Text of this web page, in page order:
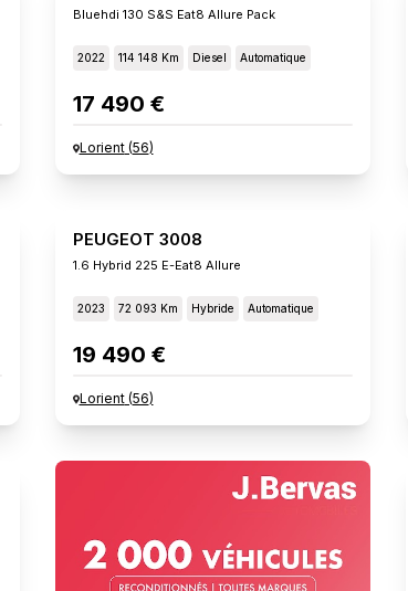
Bluehdi 130 S&s Eat8 Allure Pack
2022 114 148 Km Diesel Automatique
17 490 €
Lorient(56)
PEUGEOT 3008
1.6 Hybrid 225 E-Eat8 Allure
2023 72 093 Km Hybride Automatique
19 490 €
Lorient(56)